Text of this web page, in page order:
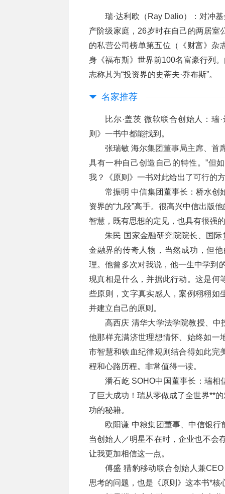
瑞·达利欧（Ray Dalio）：对冲
产阶级家庭，26岁时在自己的两居室
的私营公司榜单第五位（《财富》杂
身《福布斯》世界前100名富豪行列
志称其为“投资界的史蒂夫·乔布斯”。
名家推荐
比尔·盖茨 微软联合创始人：瑞
则》一书中都能找到。
张瑞敏 海尔集团董事局主席、首
具有一种自己创造自己的特性。”但
我？《原则》一书对此给出了可行的
常振明 中信集团董事长：桥水创
资界的“九段”高手。很高兴中信出版
智慧，既有思想的定见，也具有很强
朱民 国家金融研究院院长、国
金融界的传奇人物，当然成功，但
理。他曾多次对我说，他一生中学到
现真相是什么，并据此行动。这是何
些原则，文字真实感人，案例栩栩如
并建立自己的原则。
高西庆 清华大学法学院教授、
他那样充满济世理想情怀、始终如一
市智慧和铁血纪律规则结合得如此完
程和心路历程。非常值得一读。
潘石屹 SOHO中国董事长：瑞
了巨大成功！瑞从零做成了全世界**
功的秘籍。
欧阳谦 中粮集团董事、中信银
当创始人／明星不在时，企业也不会
让我更加相信这一点。
傅盛 猎豹移动联合创始人兼
思考的问题，也是《原则》这本书*核